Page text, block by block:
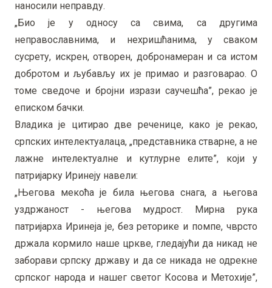
наносили неправду.
„Био је у односу са свима, са другима
неправославнима, и нехришћанима, у сваком
сусрету, искрен, отворен, добронамеран и са истом
добротом и љубављу их је примао и разговарао. О
томе сведоче и бројни изрази саучешћа”, рекао је
еписком бачки.
Владика је цитирао две реченице, како је рекао,
српских интелектуалаца, „представника стварне, а не
лажне интелектуалне и кутлурне елите”, који у
патријарку Иринеју навели:
„Његова мекоћа је била његова снага, а његова
уздржаност - његова мудрост. Мирна рука
патријарха Иринеја је, без реторике и помпе, чврсто
држала кормило наше цркве, гледајући да никад не
заборави српску државу и да се никада не одрекне
српског народа и нашег светог Косова и Метохије”,